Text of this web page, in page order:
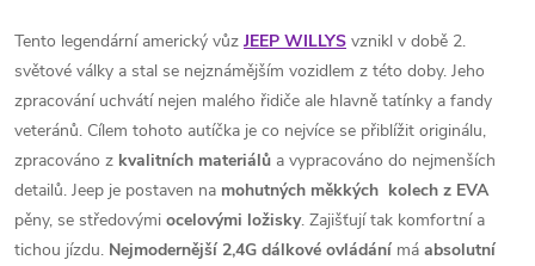
Tento legendární americký vůz JEEP WILLYS vznikl v době 2.
světové války a stal se nejznámějším vozidlem z této doby. Jeho
zpracování uchvátí nejen malého řidiče ale hlavně tatínky a fandy
veteránů. Cílem tohoto autíčka je co nejvíce se přiblížit originálu,
zpracováno z kvalitních materiálů a vypracováno do nejmenších
detailů. Jeep je postaven na mohutných měkkých kolech z EVA
pěny, se středovými ocelovými ložisky. Zajišťují tak komfortní a
tichou jízdu. Nejmodernější 2,4G dálkové ovládání má absolutní